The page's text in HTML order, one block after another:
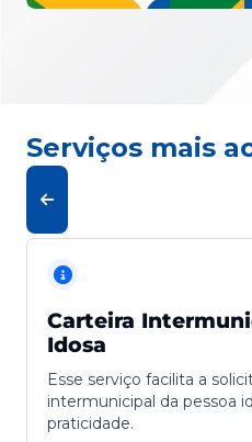
Serviços mais
Carteira
Idosa
Esse serviço facilita a
intermunicipal da pessoa
praticidade.